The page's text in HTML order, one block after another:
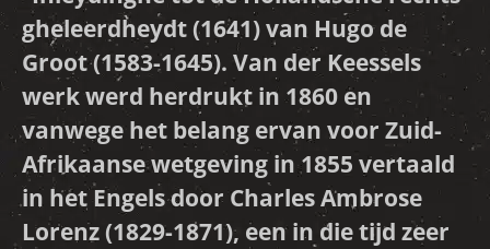
gheleerdheydt (1641) van Hugo de
Groot (1583-1645). Van der Keessels
werk werd herdrukt in 1860 en
vanwege het belang ervan voor Zuid-
Afrikaanse wetgeving in 1855 vertaald
in het Engels door Charles Ambrose
Lorenz (1829-1871), een in die tijd zeer